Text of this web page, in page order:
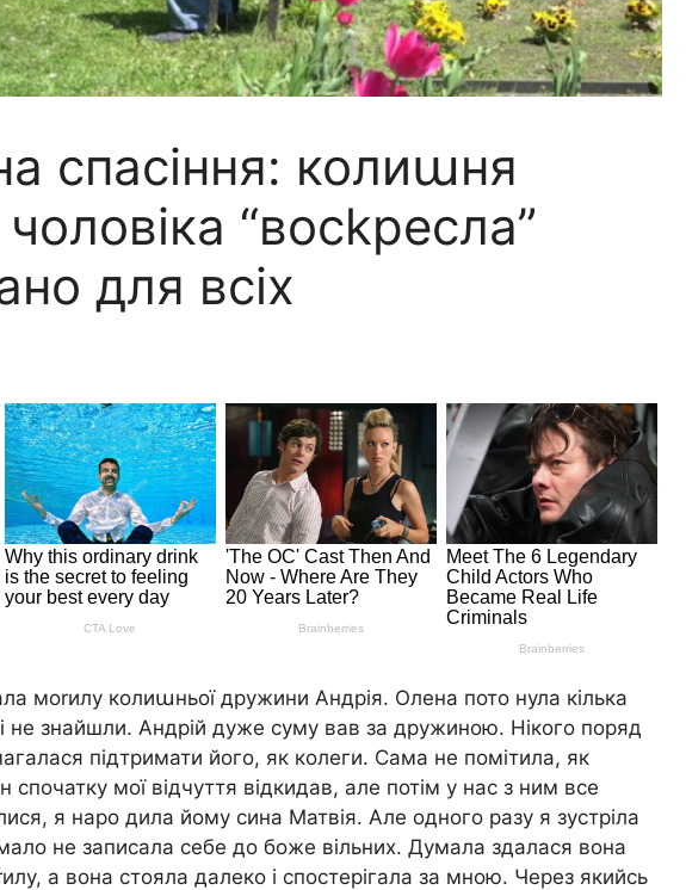
спасіння: колиաня
“восkресла”
для всіх
моrилу колиաньої дружини Андрія. Олена пото нула кілька
і не знайшли. Андрій дуже суму вав за дружиною. Нікого поряд
підтримати його, як колеги. Сама не помітила, як
спочатку мої відчуття відкидав, але потім у нас з ним все
я наро дила йому сина Матвія. Але одного разу я зустріла
не записала себе до боже вільних. Думала здалася вона
а вона стояла далеко і спостерігала за мною. Через якийсь